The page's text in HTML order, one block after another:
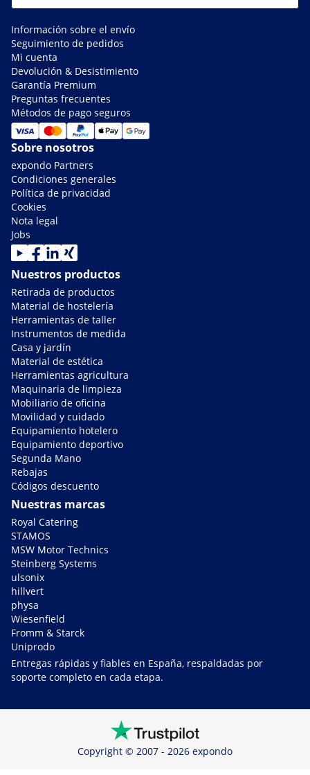
Información sobre el envío
Seguimiento de pedidos
Mi cuenta
Devolución & Desistimiento
Garantía Premium
Preguntas frecuentes
Métodos de pago seguros
Sobre nosotros
expondo Partners
Condiciones generales
Política de privacidad
Cookies
Nota legal
Jobs
Nuestros productos
Retirada de productos
Material de hostelería
Herramientas de taller
Instrumentos de medida
Casa y jardín
Material de estética
Herramientas agricultura
Maquinaria de limpieza
Mobiliario de oficina
Movilidad y cuidado
Equipamiento hotelero
Equipamiento deportivo
Segunda Mano
Rebajas
Códigos descuento
Nuestras marcas
Royal Catering
STAMOS
MSW Motor Technics
Steinberg Systems
ulsonix
hillvert
physa
Wiesenfield
Fromm & Starck
Uniprodo
Entregas rápidas y fiables en España, respaldadas por
soporte completo en cada etapa.
Copyright © 2007 - 2026 expondo